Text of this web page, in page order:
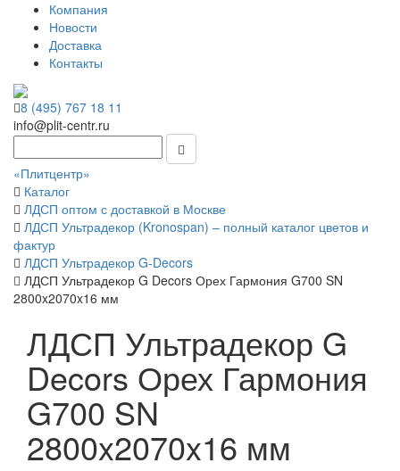
Компания
Новости
Доставка
Контакты
8 (495) 767 18 11
info@plit-centr.ru
«Плитцентр»
Каталог
ЛДСП оптом с доставкой в Москве
ЛДСП Ультрадекор (Kronospan) – полный каталог цветов и
фактур
ЛДСП Ультрадекор G-Decors
ЛДСП Ультрадекор G Decors Орех Гармония G700 SN
2800x2070x16 мм
ЛДСП Ультрадекор G
Decors Орех Гармония
G700 SN
2800x2070x16 мм